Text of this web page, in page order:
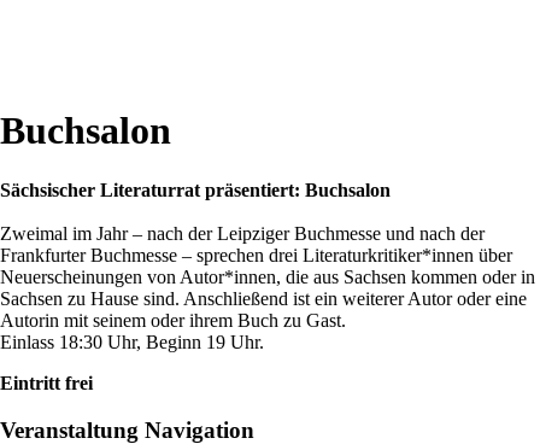
Buchsalon
Sächsischer Literaturrat präsentiert: Buchsalon
Zweimal im Jahr – nach der Leipziger Buchmesse und nach der
Frankfurter Buchmesse – sprechen drei Literaturkritiker*innen über
Neuerscheinungen von Autor*innen, die aus Sachsen kommen oder in
Sachsen zu Hause sind. Anschließend ist ein weiterer Autor oder eine
Autorin mit seinem oder ihrem Buch zu Gast.
Einlass 18:30 Uhr, Beginn 19 Uhr.
Eintritt frei
Veranstaltung Navigation